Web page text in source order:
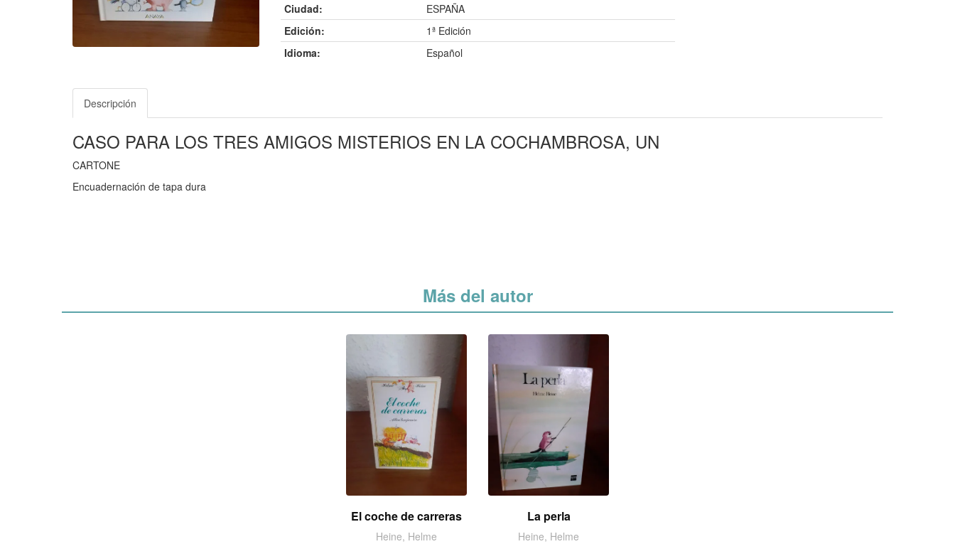
Ciudad:
ESPAÑA
Edición:
1ª Edición
Idioma:
Español
Descripción
CASO PARA LOS TRES AMIGOS MISTERIOS EN LA COCHAMBROSA, UN
CARTONE
Encuadernación de tapa dura
Más del autor
El coche de carreras
Heine, Helme
La perla
Heine, Helme